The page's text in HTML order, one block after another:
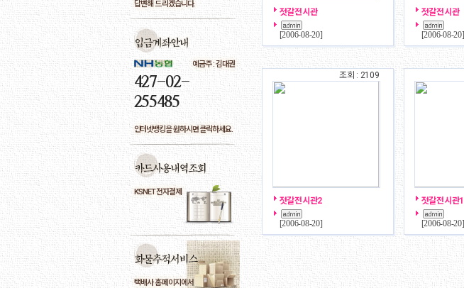
답변해 드리겠습니다.
예금주 : 김대권
427-02-
255485
인터넷뱅킹을 원하시면 클릭하세요.
KSNET전자결제
택배사 홈페이지에서
젓갈전시관
[2006-08-20]
젓갈전시관
[2006-08-20]
조회 : 2109
젓갈전시관2
[2006-08-20]
젓갈전시관1
[2006-08-20]